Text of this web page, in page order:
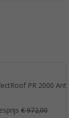
PR 2000
€ 972,00